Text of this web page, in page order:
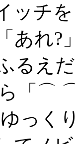
ッチ
あれ?
るえ
「⌒
っく